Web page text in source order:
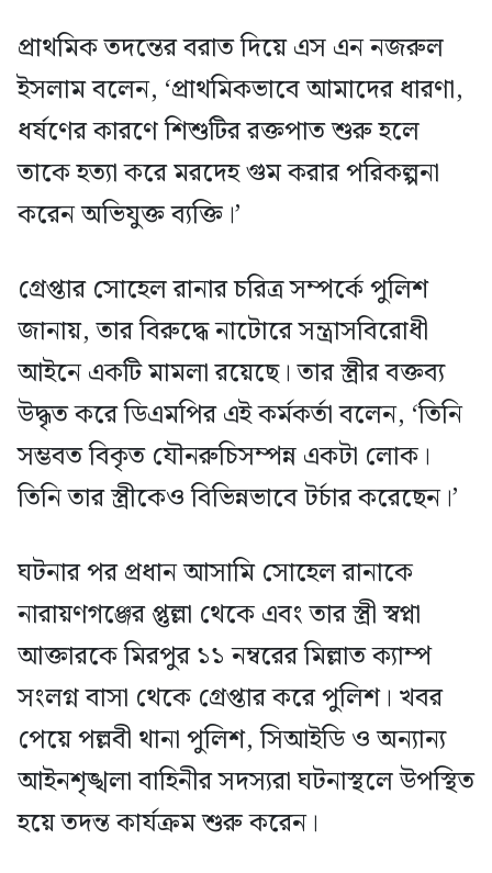
প্রাথমিক তদন্তের বরাত দিয়ে এস এন নজরুল
ইসলাম বলেন, ‘প্রাথমিকভাবে আমাদের ধারণা,
ধর্ষণের কারণে শিশুটির রক্তপাত শুরু হলে
তাকে হত্যা করে মরদেহ গুম করার পরিকল্পনা
করেন অভিযুক্ত ব্যক্তি।’
গ্রেপ্তার সোহেল রানার চরিত্র সম্পর্কে পুলিশ
জানায়, তার বিরুদ্ধে নাটোরে সন্ত্রাসবিরোধী
আইনে একটি মামলা রয়েছে। তার স্ত্রীর বক্তব্য
উদ্ধৃত করে ডিএমপির এই কর্মকর্তা বলেন, ‘তিনি
সম্ভবত বিকৃত যৌনরুচিসম্পন্ন একটা লোক।
তিনি তার স্ত্রীকেও বিভিন্নভাবে টর্চার করেছেন।’
ঘটনার পর প্রধান আসামি সোহেল রানাকে
নারায়ণগঞ্জের প্তুল্লা থেকে এবং তার স্ত্রী স্বপ্না
আক্তারকে মিরপুর ১১ নম্বরের মিল্লাত ক্যাম্প
সংলগ্ন বাসা থেকে গ্রেপ্তার করে পুলিশ। খবর
পেয়ে পল্লবী থানা পুলিশ, সিআইডি ও অন্যান্য
আইনশৃঙ্খলা বাহিনীর সদস্যরা ঘটনাস্থলে উপস্থিত
হয়ে তদন্ত কার্যক্রম শুরু করেন।